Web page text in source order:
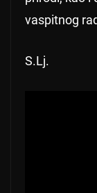
vaspitnog
S.Lj.